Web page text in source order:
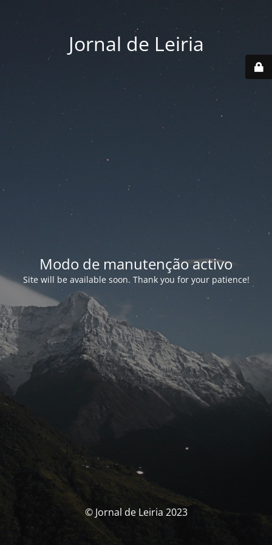
Jornal de Leiria
Modo de manutenção activo
Site will be available soon. Thank you for your patience!
© Jornal de Leiria 2023